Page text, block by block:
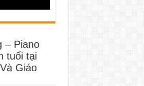
– Piano
tuổi tại
Giáo